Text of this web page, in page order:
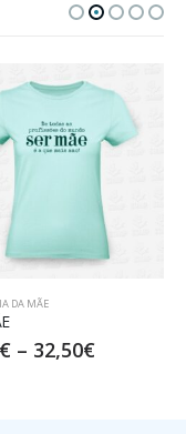
DA MÃE
€ – 32,50€